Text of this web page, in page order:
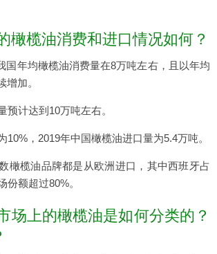
橄榄油消费和进口情况如何？
国年均橄榄油消费量在8万吨左右，且以年均
增加。
预计达到10万吨左右。
10%，2019年中国橄榄油进口量为5.4万吨。
橄榄油品牌都是从欧洲进口，其中西班牙占
份额超过80%。
场上的橄榄油是如何分类的？